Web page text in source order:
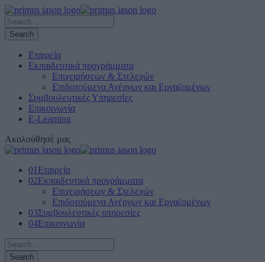
Εταιρεία
Εκπαιδευτικά προγράμματα
Επιχειρήσεων & Στελεχών
Επιδοτούμενα Ανέργων και Εργαζομένων
Συμβουλευτικές Υπηρεσίες
Επικοινωνία
E-Learning
Ακολούθησέ μας
01 Εταιρεία
02Εκπαιδευτικά προγράμματα
Επιχειρήσεων & Στελεχών
Επιδοτούμενα Ανέργων και Εργαζομένων
03Συμβουλευτικές υπηρεσίες
04Επικοινωνία